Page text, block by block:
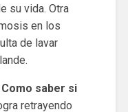
su vida. Otra
en los
de lavar
Como saber si
retrayendo